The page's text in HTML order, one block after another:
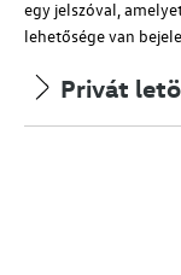
egy jelszóval,
lehetősége van
Privát